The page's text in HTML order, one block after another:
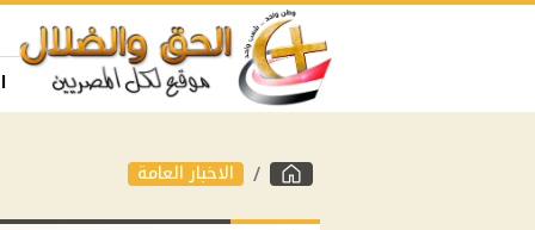
الاخبار العامة